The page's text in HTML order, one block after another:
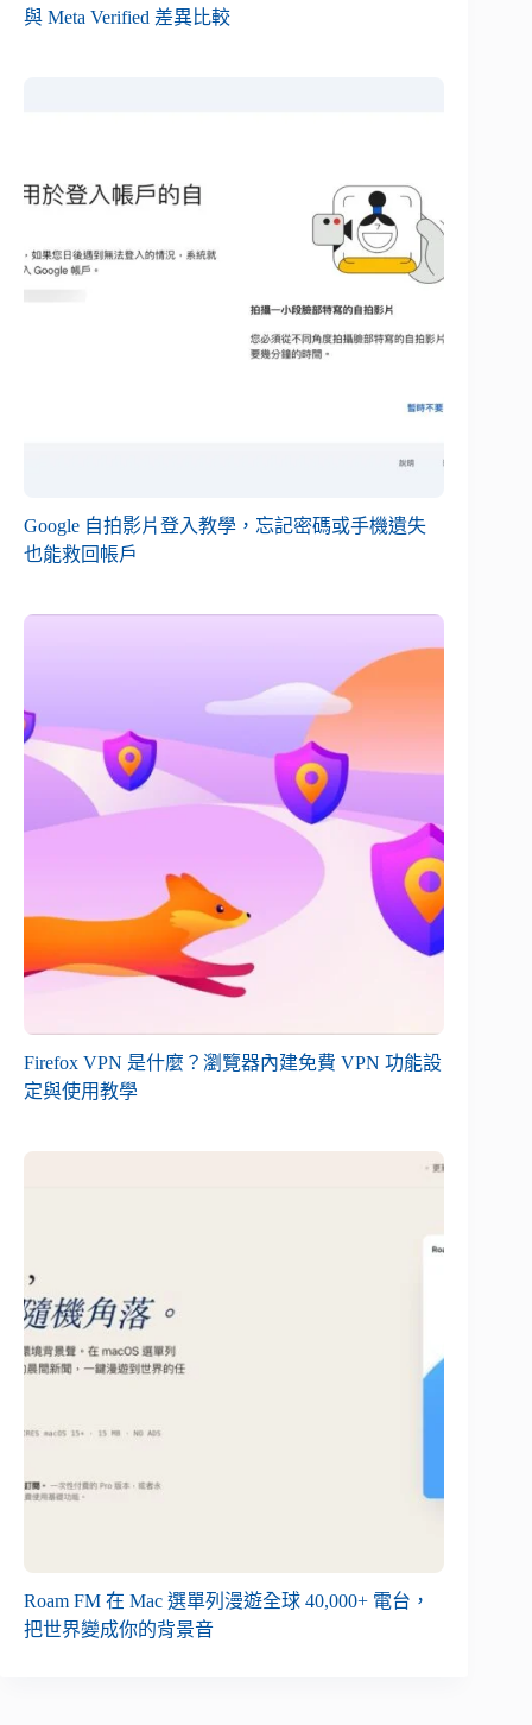
與 Meta Verified 差異比較
Google 自拍影片登入教學，忘記密碼或手機遺失
也能救回帳戶
Firefox VPN 是什麼？瀏覽器內建免費 VPN 功能設
定與使用教學
Roam FM 在 Mac 選單列漫遊全球 40,000+ 電台，
把世界變成你的背景音